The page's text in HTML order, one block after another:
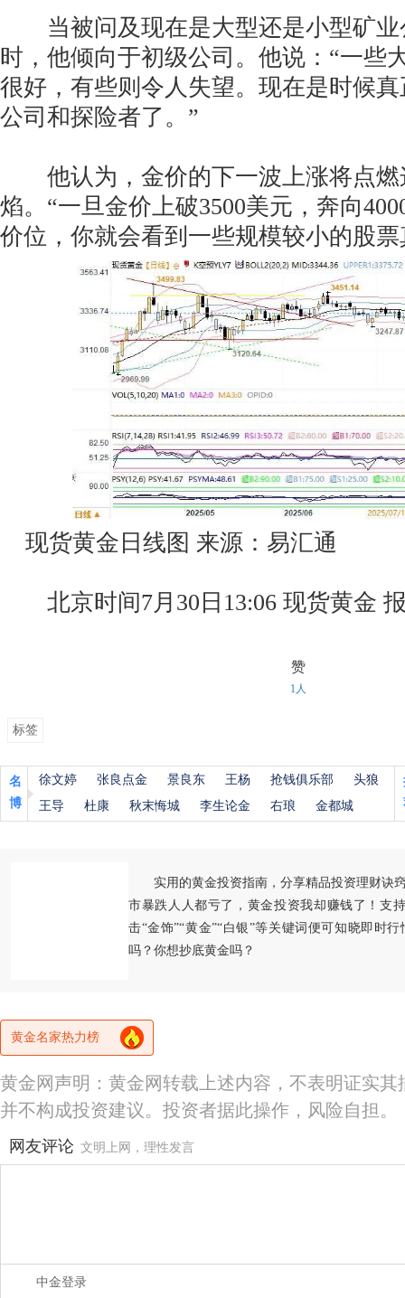
当被问及现在是大型还是小型矿业
时，他倾向于初级公司。他说：“一些
很好，有些则令人失望。现在是时候
公司和探险者了。”
他认为，金价的下一波上涨将点燃
焰。“一旦金价上破3500美元，奔向
价位，你就会看到一些规模较小的股
现货黄金日线图 来源：易汇通
北京时间7月30日13:06 现货黄金 报
赞
1人
标签
名
博
徐文婷 张良点金 景良东 王杨 抢钱俱乐部
头狼
王导
杜康 秋末悔城 李生论金 右琅 金都城
实用的黄金投资指南，分享精品投资理财诀
市暴跌人人都亏了，黄金投资我却赚钱了！支
击“金饰”“黄金”“白银”等关键词便可知晓即时
吗？你想抄底黄金吗？
黄金名家热力榜
黄金网声明：黄金网转载上述内容，不表明证实
并不构成投资建议。投资者据此操作，风险自担。
网友评论 文明上网，理性发言
中金登录